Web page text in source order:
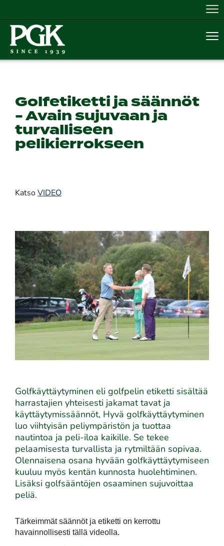
Golfetiketti ja säännöt
- Avain sujuvaan ja
turvalliseen
pelikierrokseen
Katso VIDEO
Golfkäyttäytyminen eli golfpelin etiketti sisältää
harrastajien yhteisesti jakamat tavat ja
käyttäytymissäännöt, Hyvä golfkäyttäytyminen
luo viihtyisän peliympäristön ja tuottaa
nautintoa ja peli-iloa kaikille. Se tekee
pelaamisesta turvallista ja rytmiltään sopivaa.
Olennaisena osana hyvään golfkäyttäytymiseen
kuuluu myös kentän kunnosta huolehtiminen.
Lisäksi golfsääntöjen osaaminen sujuvoittaa
peliä.
Tärkeimmät säännöt ja etiketti on kerrottu
havainnollisesti tällä videolla.